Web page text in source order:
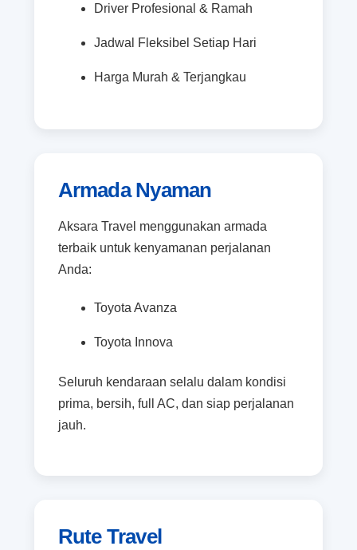
Driver Profesional & Ramah
Jadwal Fleksibel Setiap Hari
Harga Murah & Terjangkau
Armada Nyaman
Aksara Travel menggunakan armada
terbaik untuk kenyamanan perjalanan
Anda:
Toyota Avanza
Toyota Innova
Seluruh kendaraan selalu dalam kondisi
prima, bersih, full AC, dan siap perjalanan
jauh.
Rute Travel